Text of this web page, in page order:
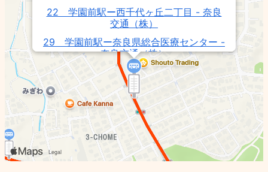
22 学園前駅ー西千代ヶ丘二丁目 - 奈良
交通（株）
29 学園前駅ー奈良県総合医療センター -
奈良交通（株）
27 学園前駅ー若草台 - 奈良交通（株）
21 学園前駅ー学園大和町五丁目 - 奈良交
通（株）
160 学園駅前（南）ー高畑町 - 奈良交通
（株）
41 学園前駅ー尼ヶ辻駅 - 奈良交通（株）